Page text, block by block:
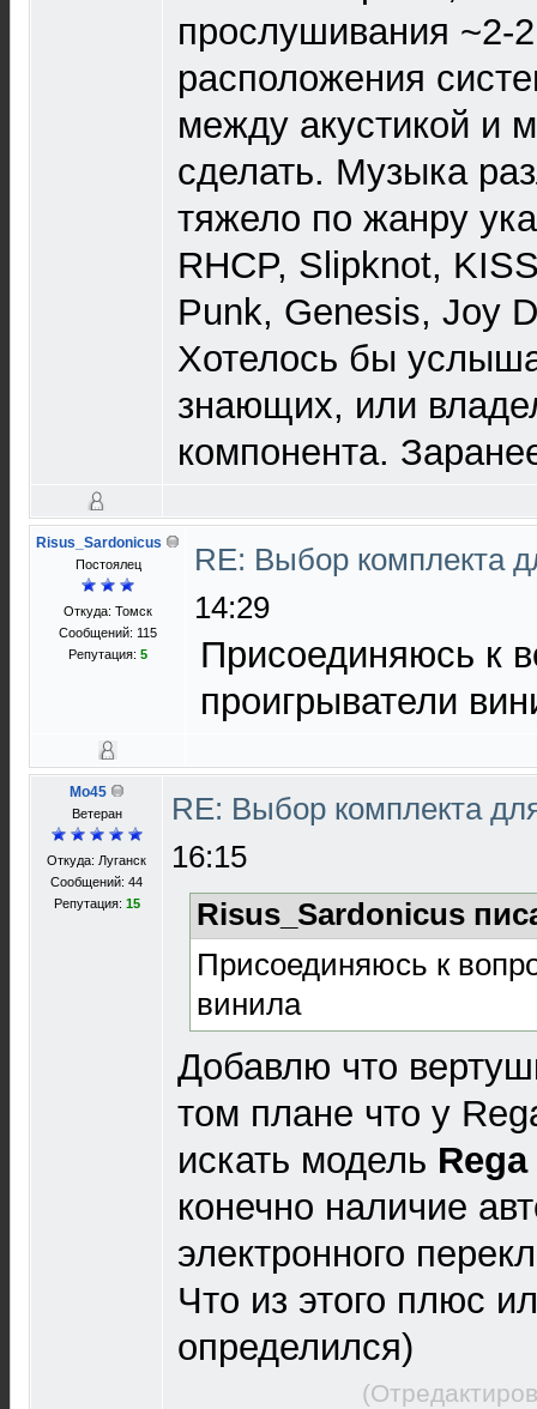
прослушивания ~2-
расположения
между акустикой и
сделать. Музыка
тяжело по жанру
RHCP, Slipknot,
Punk, Genesis, Joy
Хотелось бы
знающих, или
компонента.
Risus_Sardonicus
Постоялец
Откуда: Томск
Сообщений: 115
Репутация: 5
RE: Выбор комплекта
14:29
Присоединяюсь к
проигрыватели
Mo45
Ветеран
Откуда: Луганск
Сообщений: 44
Репутация: 15
RE: Выбор комплекта
16:15
Risus_Sardonicus
Присоединяюсь к
винила
Добавлю что
том плане что у
искать модель
конечно наличие
электронного
Что из этого плюс
определился)